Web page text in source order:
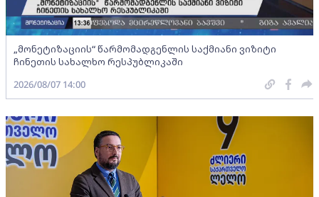
„მონეტიზაციის“ წარმომადგენლის საქმიანი ვიზიტი
ჩინეთის სახალხო რესპუბლიკაში
2026/08/07 14:00